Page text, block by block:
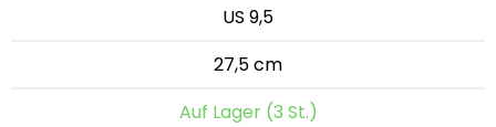
US 9,5
27,5 cm
Auf Lager (3 St.)